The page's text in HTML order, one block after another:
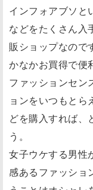
インフォアブソと
などをたくさん入
販ショップなので
かなかお買得で便
ファッションセン
ョンをいつもと
どを購入すれば、
う。
女子ウケする男性
感あるファッショ